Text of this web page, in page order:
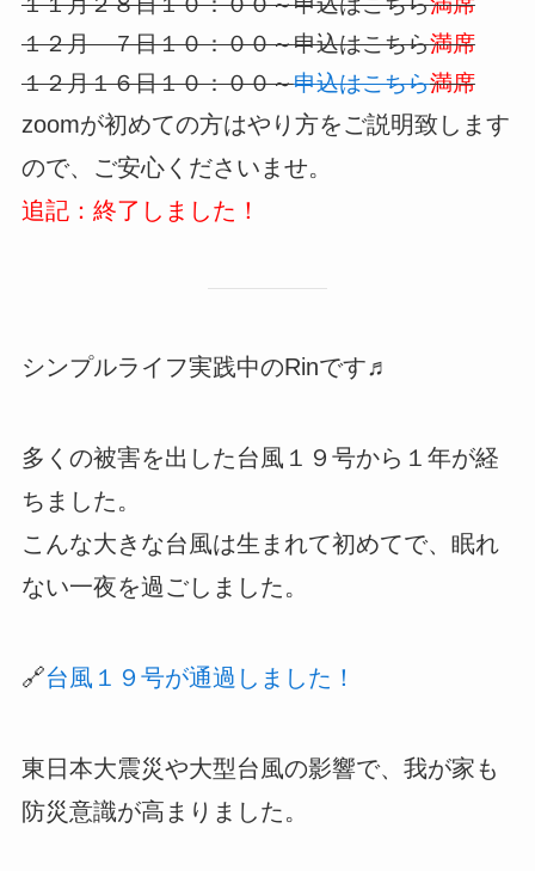
１２月 ７日１０：００～申込はこちら満席
１２月１６日１０：００～申込はこちら満席
zoomが初めての方はやり方をご説明致します
ので、ご安心くださいませ。
追記：終了しました！
シンプルライフ実践中のRinです♬
多くの被害を出した台風１９号から１年が経
ちました。
こんな大きな台風は生まれて初めてで、眠れ
ない一夜を過ごしました。
🔗台風１９号が通過しました！
東日本大震災や大型台風の影響で、我が家も
防災意識が高まりました。